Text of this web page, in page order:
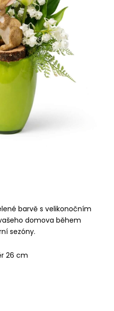
barvě s velikonočním
domova během
sezóny.
26 cm